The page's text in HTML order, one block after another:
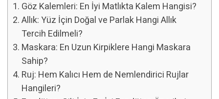
Göz Kalemleri: En İyi Matlıkta Kalem Hangisi?
Allık: Yüz İçin Doğal ve Parlak Hangi Allık
Tercih Edilmeli?
Maskara: En Uzun Kirpiklere Hangi Maskara
Sahip?
Ruj: Hem Kalıcı Hem de Nemlendirici Rujlar
Hangileri?